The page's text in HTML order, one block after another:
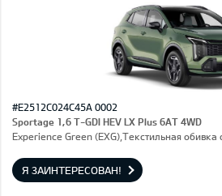
#E2512C024C45A 0002
Sportage 1,6 T-GDI HEV LX Plus 6AT 4WD
Experience Green (EXG),Текстильная обивка
Я ЗАИНТЕРЕСОВАН!